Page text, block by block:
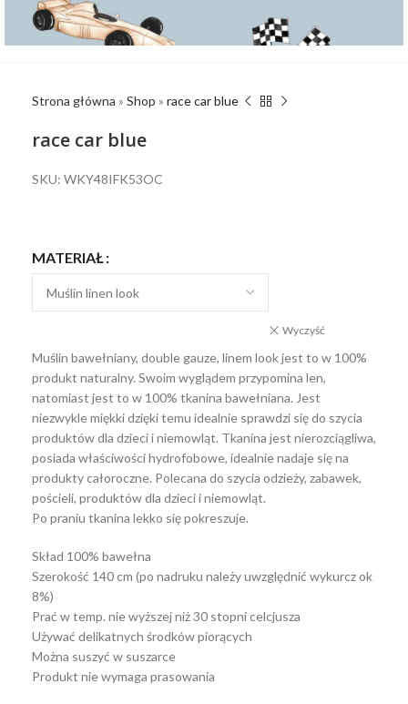
Strona główna » Shop » race car blue
race car blue
SKU: WKY48IFK53OC
MATERIAŁ
Wyczyść
Muślin bawełniany, double gauze, linem look jest to w 100%
produkt naturalny. Swoim wyglądem przypomina len,
natomiast jest to w 100% tkanina bawełniana. Jest
niezwykle miękki dzięki temu idealnie sprawdzi się do szycia
produktów dla dzieci i niemowląt. Tkanina jest nierozciągliwa,
posiada właściwości hydrofobowe, idealnie nadaje się na
produkty całoroczne. Polecana do szycia odzieży, zabawek,
pościeli, produktów dla dzieci i niemowląt.
Po praniu tkanina lekko się pokreszuje.
Skład 100% bawełna
Szerokość 140 cm (po nadruku należy uwzględnić wykurcz ok
8%)
Prać w temp. nie wyższej niż 30 stopni celcjusza
Używać delikatnych środków piorących
Można suszyć w suszarce
Produkt nie wymaga prasowania